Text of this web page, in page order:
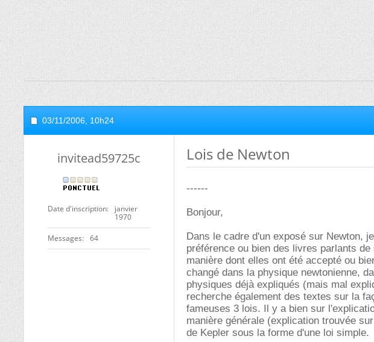
03/11/2006, 10h24
invitead59725c
Date d'inscription
janvier
1970
Messages 64
Lois de Newton
------
Bonjour,
Dans le cadre d'un exposé sur Newton,
préférence ou bien des livres parlants
manière dont elles ont été accepté ou
changé dans la physique newtonienne,
physiques déjà expliqués (mais mal
recherche également des textes sur la
fameuses 3 lois. Il y a bien sur
manière générale (explication trouvée
de Kepler sous la forme d'une loi simple.